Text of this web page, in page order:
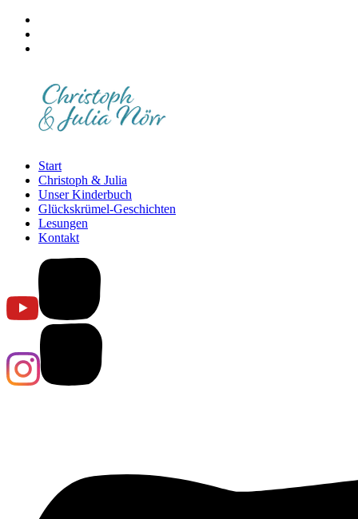
Start
Christoph & Julia
Unser Kinderbuch
Glückskrümel-Geschichten
Lesungen
Kontakt